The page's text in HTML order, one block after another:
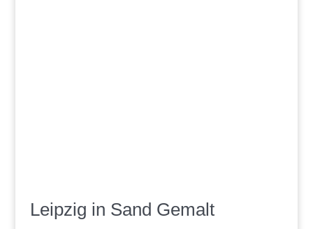
Leipzig in Sand Gemalt